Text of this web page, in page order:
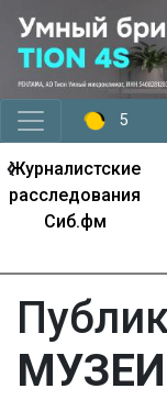
5
Журналистские
расследования
Сиб.фм
‹
МУЗЕИ